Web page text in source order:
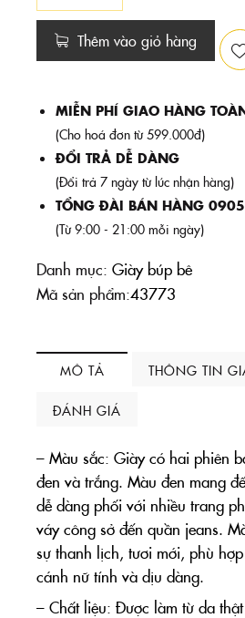
Thêm vào giỏ hàng
MIỄN PHÍ GIAO HÀNG
(Cho hoá đơn từ 599.000đ)
ĐỔI TRẢ DỄ DÀNG
(Đổi trả 7 ngày từ lúc nhận hàng)
TỔNG ĐÀI BÁN HÀNG
(Từ 9:00 - 21:00 mỗi ngày)
Danh mục: Giày búp bê
Mã sản phẩm:43773
MÔ TẢ THÔNG TIN
ĐÁNH GIÁ
– Màu sắc: Giày có hai phiên
đen và trắng. Màu đen mang
dễ dàng phối với nhiều trang
váy công sở đến quần jeans.
sự thanh lịch, tươi mới, phù
cánh nữ tính và dịu dàng.
– Chất liệu: Được làm từ da